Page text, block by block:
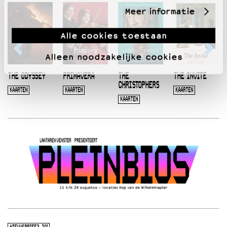
Meer informatie
Alle cookies toestaan
Alleen noodzakelijke cookies
THE ODYSSEY
KAARTEN
PRIMAVERA
KAARTEN
THE
CHRISTOPHERS
KAARTEN
THE INVITE
KAARTEN